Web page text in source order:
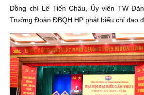
Đồng chí Lê Tiến Châu, Ủy viên TW
Trưởng Đoàn ĐBQH HP phát biểu chỉ đạo